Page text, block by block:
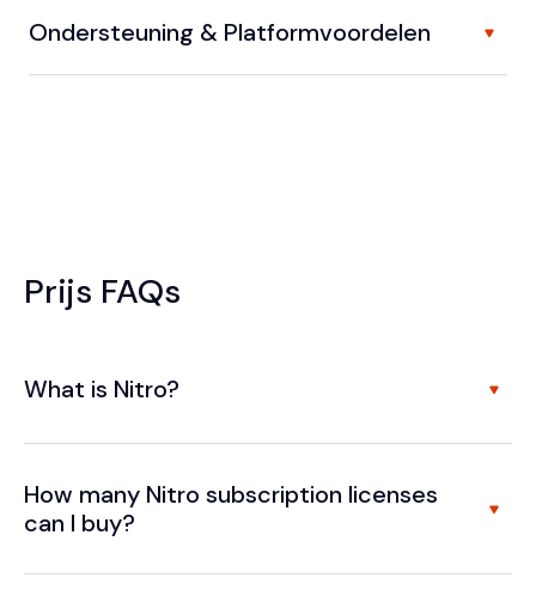
Ondersteuning & Platformvoordelen
Prijs FAQs
What is Nitro?
How many Nitro subscription licenses
can I buy?